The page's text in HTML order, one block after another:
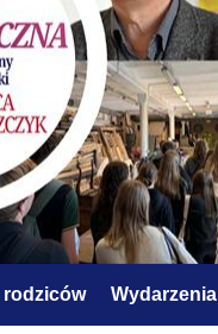
rodziców Wydarzenia